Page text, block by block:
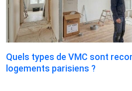
Quels types de VMC sont
logements parisiens ?